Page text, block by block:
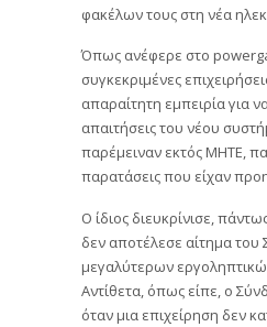
φακέλων τους στη νέα
Όπως ανέφερε στο
συγκεκριμένες
απαραίτητη εμπειρία για
απαιτήσεις του νέου
παρέμειναν εκτός ΜΗΤΕ,
παρατάσεις που είχαν
Ο ίδιος διευκρίνισε,
δεν αποτέλεσε αίτημα του
μεγαλύτερων
Αντίθετα, όπως είπε, ο
όταν μια επιχείρηση δεν